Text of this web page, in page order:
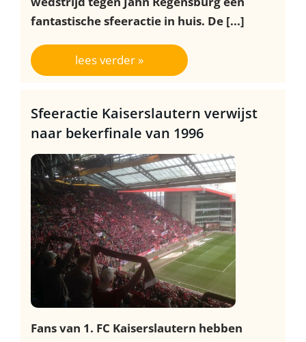
fantastische sfeeractie in huis. De [...]
lees verder »
Sfeeractie Kaiserslautern verwijst
naar bekerfinale van 1996
Fans van 1. FC Kaiserslautern hebben